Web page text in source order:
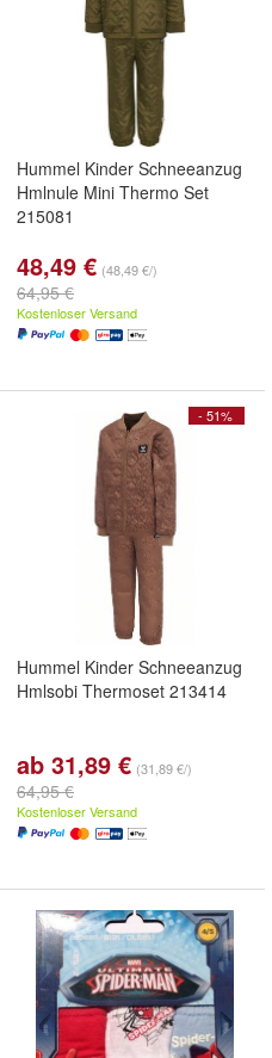
Hummel Kinder Schneeanzug
Hmlnule Mini Thermo Set
215081
48,49 € (48,49 €/)
64,95 €
Kostenloser Versand
- 51%
Hummel Kinder Schneeanzug
Hmlsobi Thermoset 213414
ab 31,89 € (31,89 €/)
64,95 €
Kostenloser Versand